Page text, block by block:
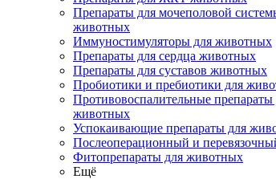
Препараты для мочеполовой
животных
Иммуностимуляторы для животных
Препараты для сердца животных
Препараты для суставов животных
Пробиотики и пребиотики для
Противовоспалительные препараты
животных
Успокаивающие препараты для
Послеоперационный и
Фитопрепараты для животных
Ещё